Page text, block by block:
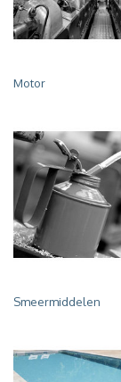
Motor
Smeermiddelen